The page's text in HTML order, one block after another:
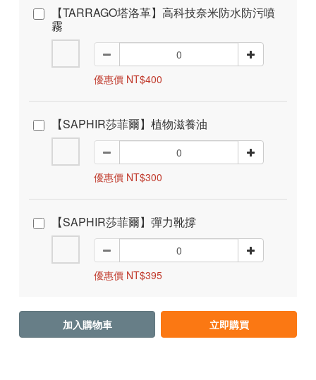
【TARRAGO塔洛革】高科技奈米防水防污噴
霧
優惠價 NT$400
【SAPHIR莎菲爾】植物滋養油
優惠價 NT$300
【SAPHIR莎菲爾】彈力靴撐
優惠價 NT$395
加入購物車 立即購買